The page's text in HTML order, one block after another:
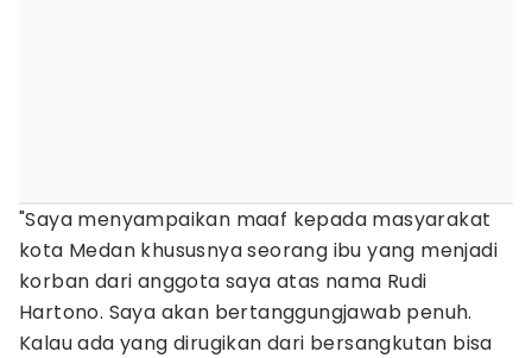
"Saya menyampaikan maaf kepada masyarakat
kota Medan khususnya seorang ibu yang menjadi
korban dari anggota saya atas nama Rudi
Hartono. Saya akan bertanggungjawab penuh.
Kalau ada yang dirugikan dari bersangkutan bisa